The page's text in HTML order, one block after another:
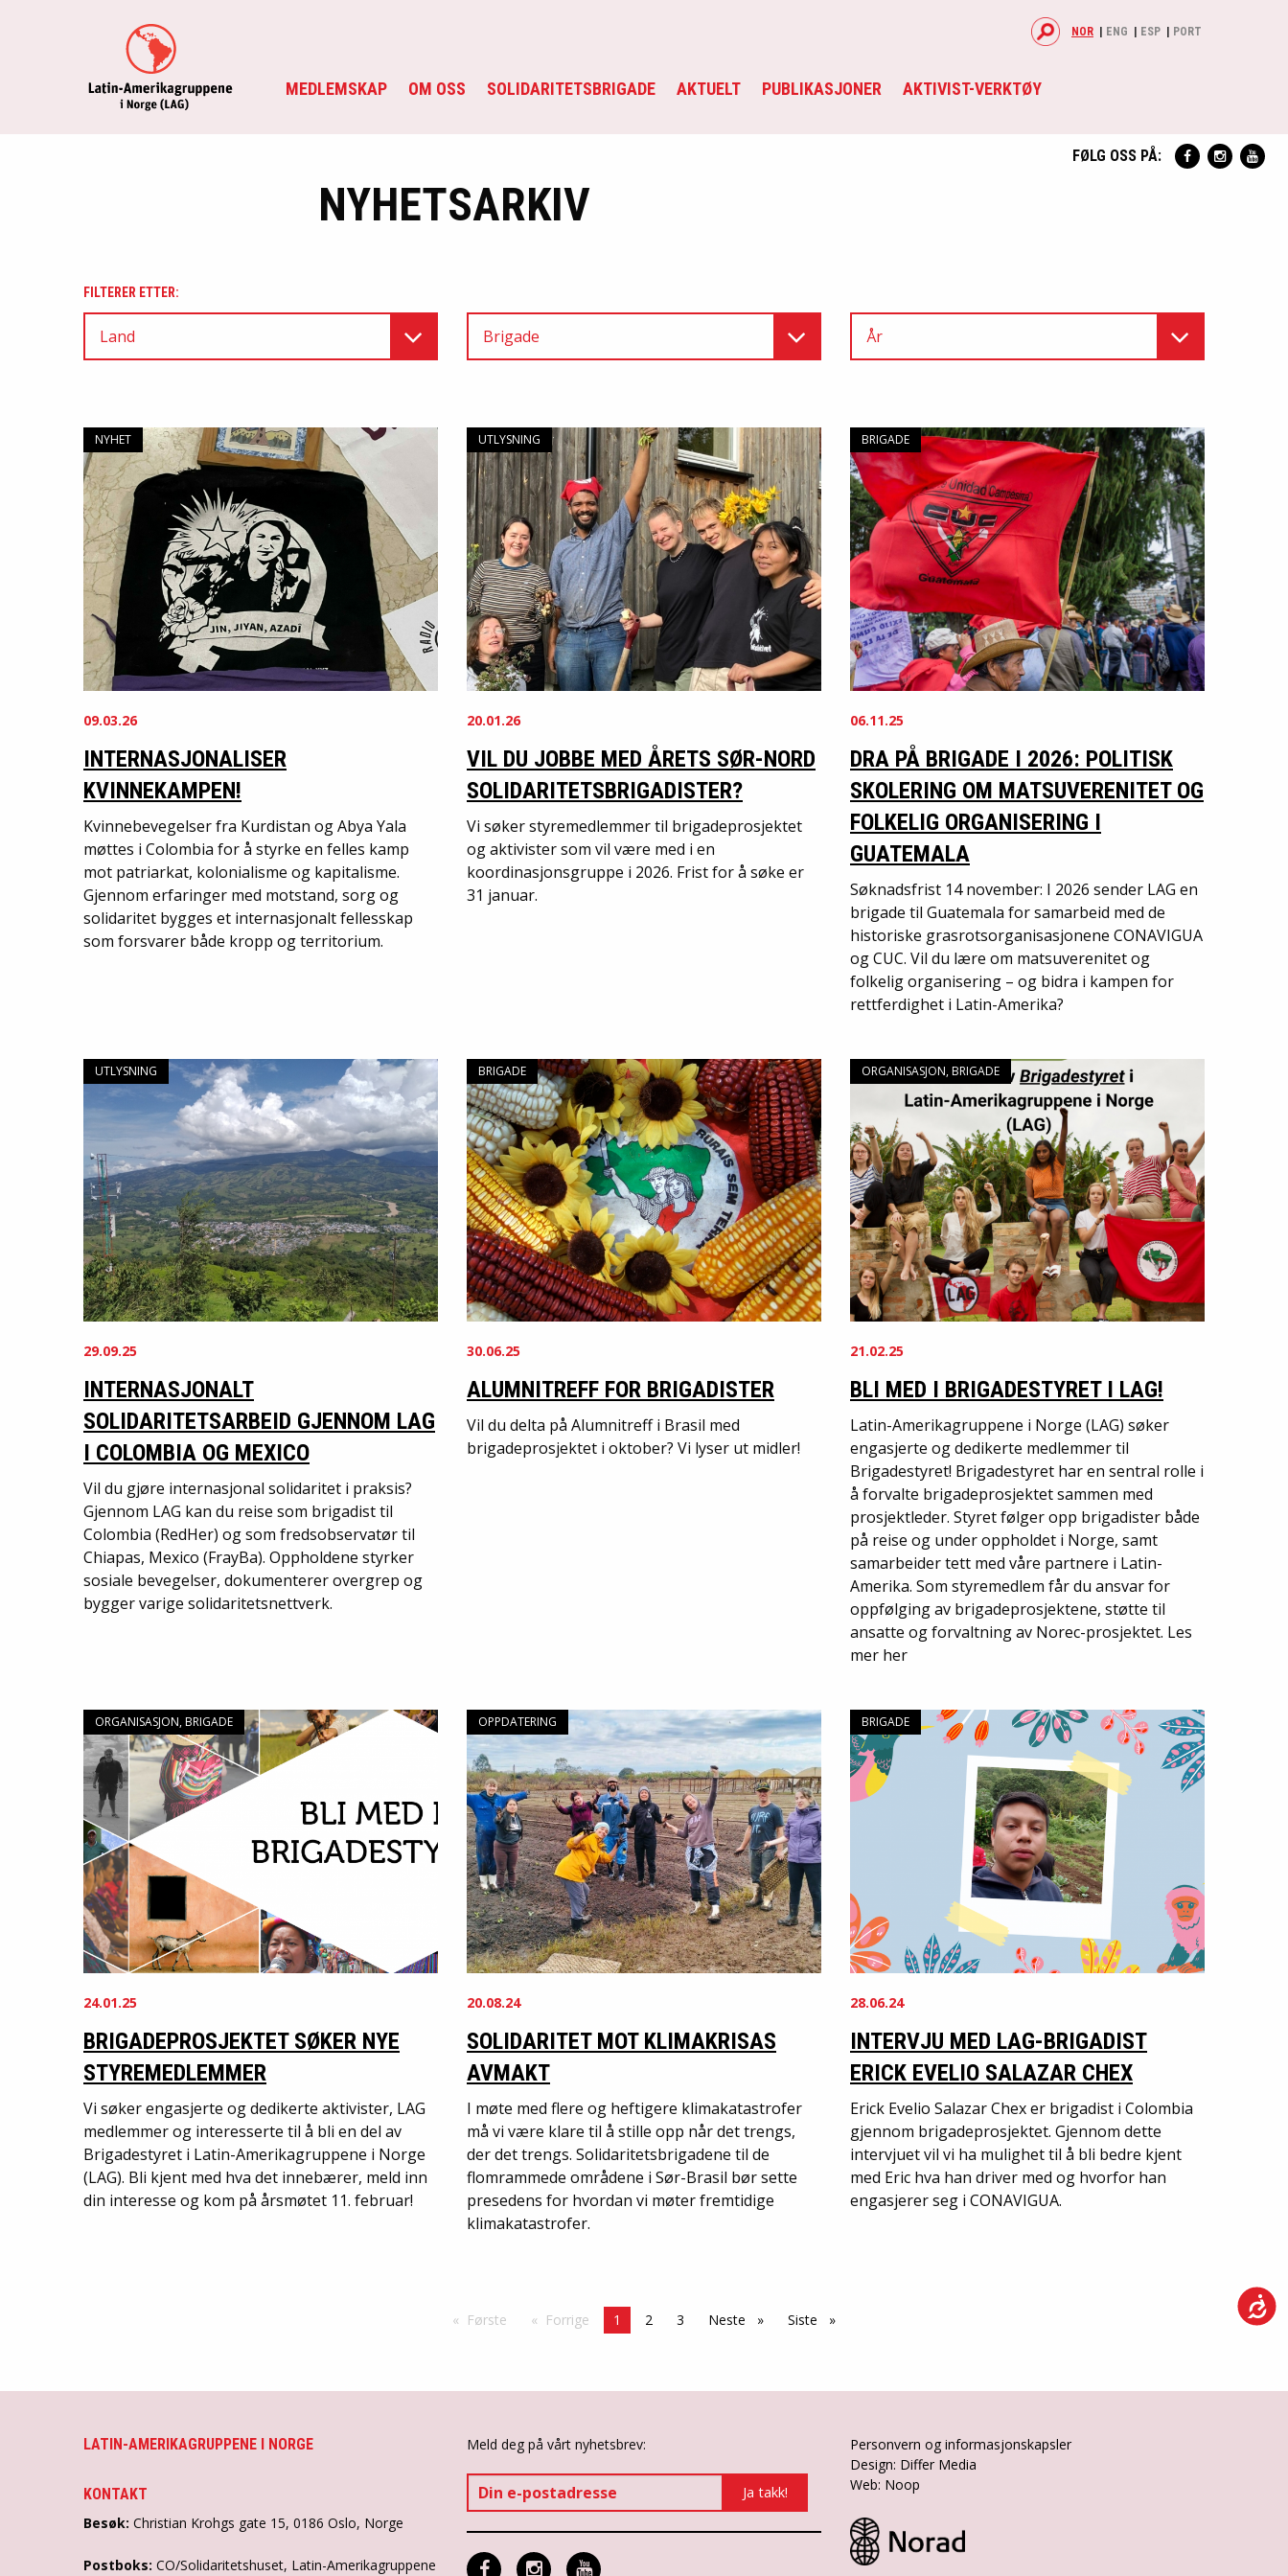
MEDLEMSKAP OM OSS SOLIDARITETSBRIGADE AKTUELT PUBLIKASJONER AKTIVIST-VERKTØY
NOR ENG ESP PORT
FØLG OSS PÅ:
NYHETSARKIV
FILTERER ETTER:
Land Brigade År
NYHET
09.03.26
INTERNASJONALISER
KVINNEKAMPEN!
Kvinnebevegelser fra Kurdistan og Abya Yala
møttes i Colombia for å styrke en felles kamp
mot patriarkat, kolonialisme og kapitalisme.
Gjennom erfaringer med motstand, sorg og
solidaritet bygges et internasjonalt fellesskap
som forsvarer både kropp og territorium.
UTLYSNING
20.01.26
VIL DU JOBBE MED ÅRETS SØR-NORD
SOLIDARITETSBRIGADISTER?
Vi søker styremedlemmer til brigadeprosjektet
og aktivister som vil være med i en
koordinasjonsgruppe i 2026. Frist for å søke er
31 januar.
BRIGADE
06.11.25
DRA PÅ BRIGADE I 2026: POLITISK
SKOLERING OM MATSUVERENITET OG
FOLKELIG ORGANISERING I
GUATEMALA
Søknadsfrist 14 november: I 2026 sender LAG en
brigade til Guatemala for samarbeid med de
historiske grasrotsorganisasjonene CONAVIGUA
og CUC. Vil du lære om matsuverenitet og
folkelig organisering – og bidra i kampen for
rettferdighet i Latin-Amerika?
UTLYSNING
29.09.25
INTERNASJONALT
SOLIDARITETSARBEID GJENNOM LAG
I COLOMBIA OG MEXICO
Vil du gjøre internasjonal solidaritet i praksis?
Gjennom LAG kan du reise som brigadist til
Colombia (RedHer) og som fredsobservatør til
Chiapas, Mexico (FrayBa). Oppholdene styrker
sosiale bevegelser, dokumenterer overgrep og
bygger varige solidaritetsnettverk.
BRIGADE
30.06.25
ALUMNITREFF FOR BRIGADISTER
Vil du delta på Alumnitreff i Brasil med
brigadeprosjektet i oktober? Vi lyser ut midler!
ORGANISASJON, BRIGADE
21.02.25
BLI MED I BRIGADESTYRET I LAG!
Latin-Amerikagruppene i Norge (LAG) søker
engasjerte og dedikerte medlemmer til
Brigadestyret! Brigadestyret har en sentral rolle i
å forvalte brigadeprosjektet sammen med
prosjektleder. Styret følger opp brigadister både
på reise og under oppholdet i Norge, samt
samarbeider tett med våre partnere i Latin-
Amerika. Som styremedlem får du ansvar for
oppfølging av brigadeprosjektene, støtte til
ansatte og forvaltning av Norec-prosjektet. Les
mer her
ORGANISASJON, BRIGADE
24.01.25
BRIGADEPROSJEKTET SØKER NYE
STYREMEDLEMMER
Vi søker engasjerte og dedikerte aktivister, LAG
medlemmer og interesserte til å bli en del av
Brigadestyret i Latin-Amerikagruppene i Norge
(LAG). Bli kjent med hva det innebærer, meld inn
din interesse og kom på årsmøtet 11. februar!
OPPDATERING
20.08.24
SOLIDARITET MOT KLIMAKRISAS
AVMAKT
I møte med flere og heftigere klimakatastrofer
må vi være klare til å stille opp når det trengs,
der det trengs. Solidaritetsbrigadene til de
flomrammede områdene i Sør-Brasil bør sette
presedens for hvordan vi møter fremtidige
klimakatastrofer.
BRIGADE
28.06.24
INTERVJU MED LAG-BRIGADIST
ERICK EVELIO SALAZAR CHEX
Erick Evelio Salazar Chex er brigadist i Colombia
gjennom brigadeprosjektet. Gjennom dette
intervjuet vil vi ha mulighet til å bli bedre kjent
med Eric hva han driver med og hvorfor han
engasjerer seg i CONAVIGUA.
Første Forrige Side
1 2 3 Neste side Siste side
LATIN-AMERIKAGRUPPENE I NORGE
KONTAKT
Besøk: Christian Krohgs gate 15, 0186 Oslo, Norge
Postboks: CO/Solidaritetshuset, Latin-Amerikagruppene
Meld deg på vårt nyhetsbrev:
Personvern og informasjonskapsler
Design: Differ Media
Web: Noop